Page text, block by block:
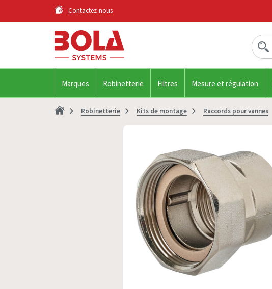
Contactez-nous
Marques Robinetterie Filtres Mesure et régulation
Robinetterie Kits de montage Raccords pour vannes